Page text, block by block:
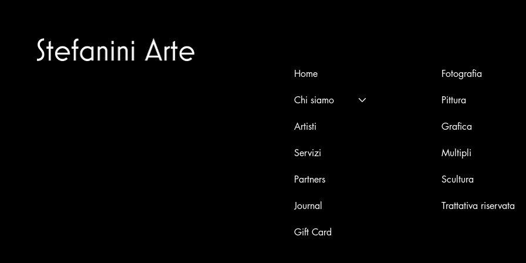
Home
Chi siamo
Artisti
Servizi
Partners
Journal
Gift Card
Fotografia
Pittura
Grafica
Multipli
Scultura
Trattativa riservata